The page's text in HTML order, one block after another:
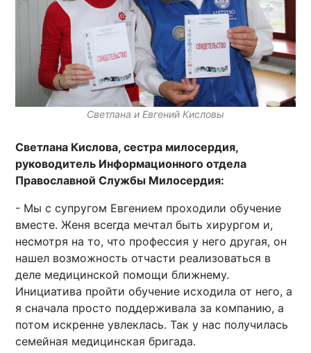
Светлана и Евгений Кисловы
Светлана Кислова, сестра милосердия,
руководитель Информационного отдела
Православной Службы Милосердия:
- Мы с супругом Евгением проходили обучение
вместе. Женя всегда мечтал быть хирургом и,
несмотря на то, что профессия у него другая, он
нашел возможность отчасти реализоваться в
деле медицинской помощи ближнему.
Инициатива пройти обучение исходила от него, а
я сначала просто поддерживала за компанию, а
потом искренне увлеклась. Так у нас получилась
семейная медицинская бригада.